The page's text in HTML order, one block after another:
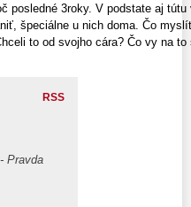
posledné 3roky. V podstate aj
špeciálne u nich doma. Čo
to od svojho cára? Čo vy na to
RSS
Pravda